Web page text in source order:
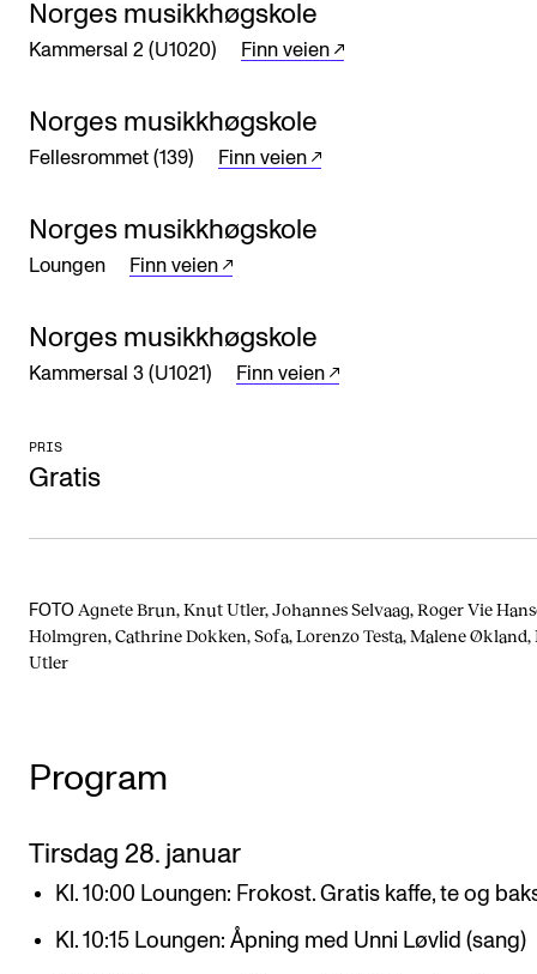
INFO
Kontakt oss
Finn ansatte
Norges musikkhøgskole
Kammersal 2 (U1020) Finn veien
Norges musikkhøgskole
Fellesrommet (139) Finn veien
Norges musikkhøgskole
Loungen Finn veien
Norges musikkhøgskole
Kammersal 3 (U1021) Finn veien
PRIS
Gratis
FOTO Agnete Brun, Knut Utler, Johannes Selvaag, Roger Vie
Holmgren, Cathrine Dokken, Sofa, Lorenzo Testa, Malene
Utler
Program
Tirsdag 28. januar
Kl. 10:00 Loungen: Frokost. Gratis kaffe, te og
Kl. 10:15 Loungen: Åpning med Unni Løvlid (sang)